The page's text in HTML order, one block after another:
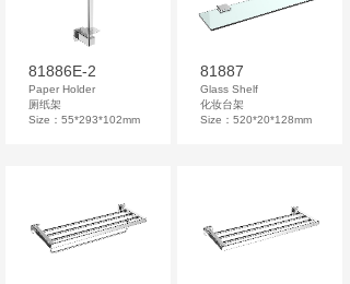
81886E-2
Paper Holder
厕纸架
Size：55*293*102mm
81887
Glass Shelf
化妆台架
Size：520*20*128mm